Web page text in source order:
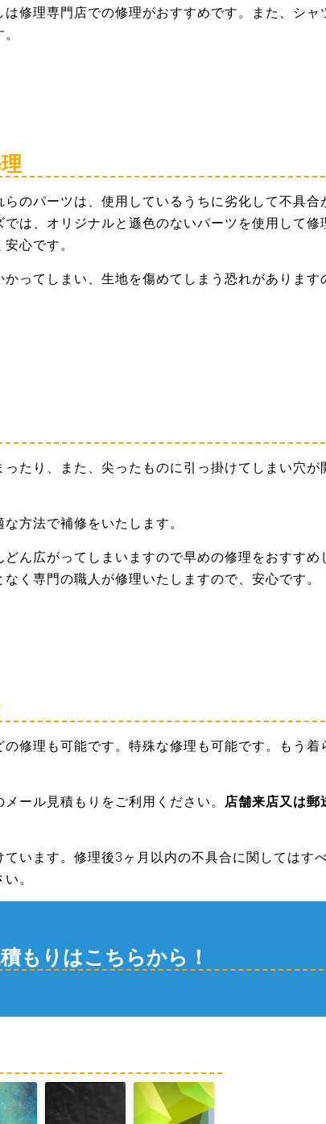
修理専門店での修理がおすすめです。また、シャ
のパーツは、使用しているうちに劣化して不具合
は、オリジナルと遜色のないパーツを使用して修
心です。
ってしまい、生地を傷めてしまう恐れがあります
たり、また、尖ったものに引っ掛けてしまい穴が
方法で補修をいたします。
ん広がってしまいますので早めの修理をおすすめ
く専門の職人が修理いたしますので、安心です。
修理も可能です。特殊な修理も可能です。もう着
ール見積もりをご利用ください。 店舗来店又は郵
ています。修理後3ヶ月以内の不具合に関してはす
。
もりはこちらから！